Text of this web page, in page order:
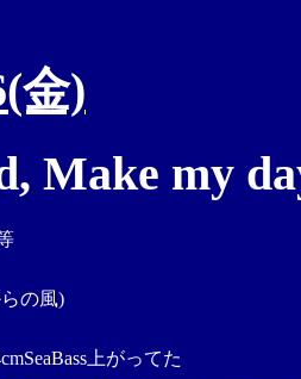
金)
Make my
の風)
上がってた